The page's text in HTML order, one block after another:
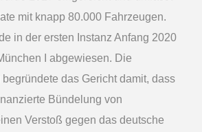
mit knapp 80.000 Fahrzeugen.
in der ersten Instanz Anfang 2020
I abgewiesen. Die
das Gericht damit, dass
Bündelung von
Verstoß gegen das deutsche